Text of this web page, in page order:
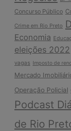
Concurso Público
Crime em Rio Preto
Economia
eleições 2022
vagas
Imposto de
Mercado
Operação Policial
Podcast
de Rio